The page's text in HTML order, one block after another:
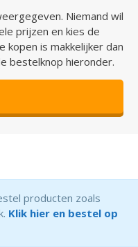
Niemand wil
prijzen en kies de
kopen is makkelijker dan
bestelknop hieronder.
producten zoals
Klik hier en bestel op